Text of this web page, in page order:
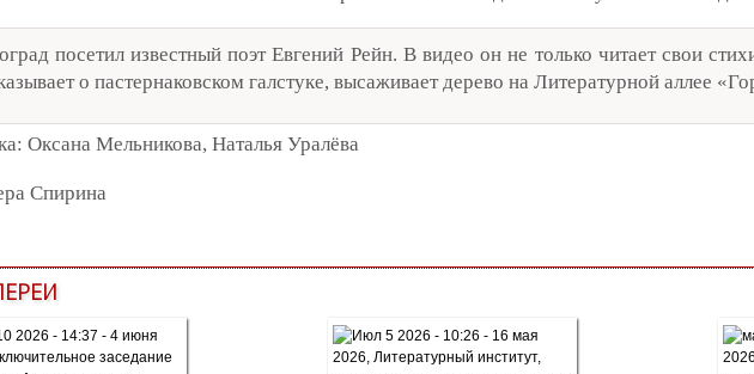
посетил известный поэт Евгений Рейн. В видео он не только читает свои
о пастернаковском галстуке, высаживает дерево на Литературной аллее
Оксана Мельникова, Наталья Уралёва
Спирина